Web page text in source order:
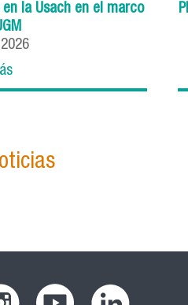
la Usach en el marco
2026